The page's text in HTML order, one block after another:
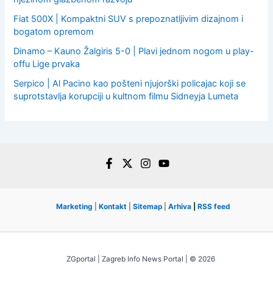
Fiat 500X | Kompaktni SUV s prepoznatljivim dizajnom i
bogatom opremom
Dinamo – Kauno Žalgiris 5-0 | Plavi jednom nogom u play-
offu Lige prvaka
Serpico | Al Pacino kao pošteni njujorški policajac koji se
suprotstavlja korupciji u kultnom filmu Sidneyja Lumeta
Marketing Kontakt Sitemap Arhiva RSS feed
ZGportal | Zagreb Info News Portal | © 2026